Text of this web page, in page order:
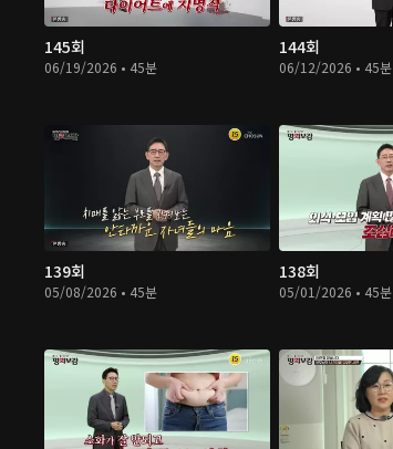
145회
06/19/2026 • 45분
144회
06/12/2026 • 45분
139회
05/08/2026 • 45분
138회
05/01/2026 • 45분